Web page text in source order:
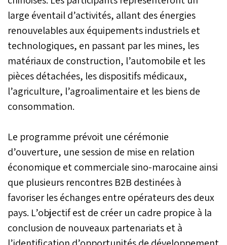
large éventail d’activités, allant des énergies
renouvelables aux équipements industriels et
technologiques, en passant par les mines, les
matériaux de construction, l’automobile et les
pièces détachées, les dispositifs médicaux,
l’agriculture, l’agroalimentaire et les biens de
consommation.
Le programme prévoit une cérémonie
d’ouverture, une session de mise en relation
économique et commerciale sino-marocaine ainsi
que plusieurs rencontres B2B destinées à
favoriser les échanges entre opérateurs des deux
pays. L’objectif est de créer un cadre propice à la
conclusion de nouveaux partenariats et à